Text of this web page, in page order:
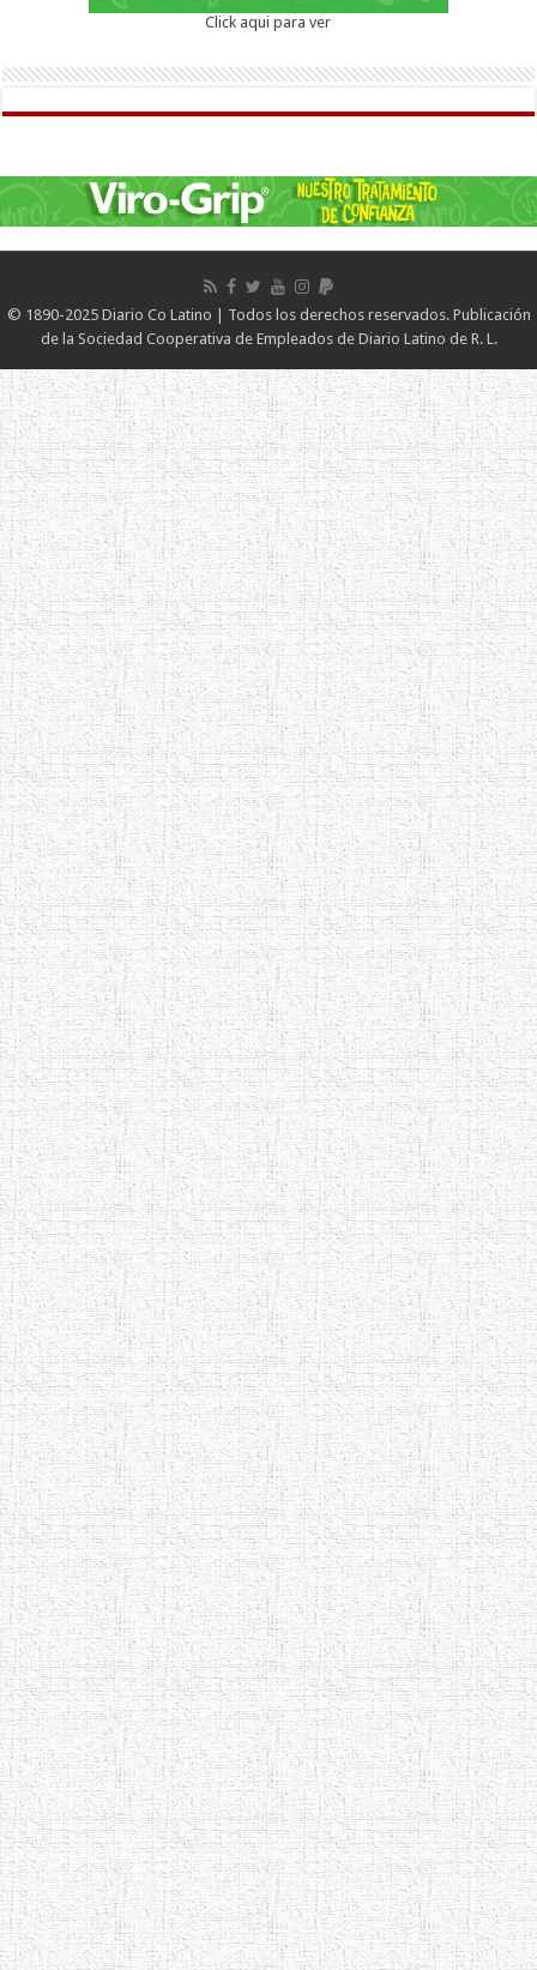
Click aqui para ver
© 1890-2025 Diario Co Latino | Todos los derechos reservados. Publicación
de la Sociedad Cooperativa de Empleados de Diario Latino de R. L.